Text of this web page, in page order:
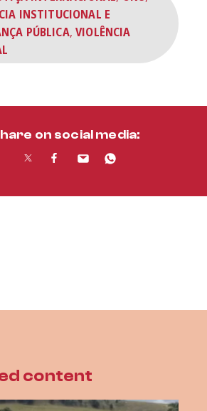
INSTITUCIONAL E
PÚBLICA,VIOLÊNCIA
on social media:
content